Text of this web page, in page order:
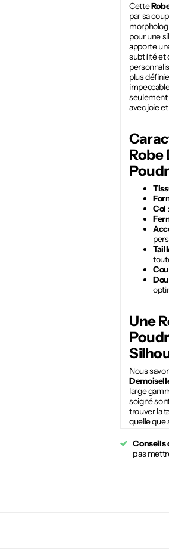
Cette
par sa
pour une
apporte
subtilité et
plus
seulement
avec joie
Robe
Col
Une
Nous
large
soigné
trouver la
quelle que
Conseils
pas